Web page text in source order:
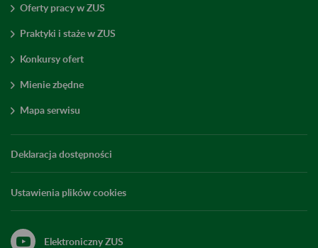
Oferty pracy w ZUS
Praktyki i staże w ZUS
Konkursy ofert
Mienie zbędne
Mapa serwisu
Deklaracja dostępności
Ustawienia plików cookies
Elektroniczny ZUS